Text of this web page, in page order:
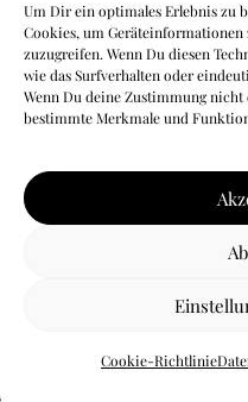
Um Dir ein optimales Erlebnis zu
Cookies, um
zuzugreifen. Wenn Du diesen
wie das Surfverhalten oder
Wenn Du deine Zustimmung
bestimmte Merkmale und
Cookie-Richtlinie
© by